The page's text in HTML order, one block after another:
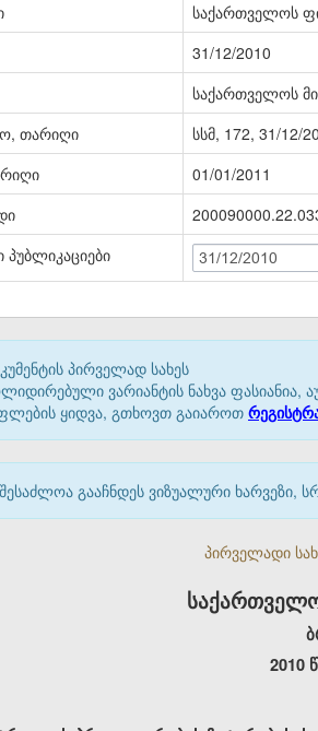
საქართველოს
31/12/2010
საქართველოს
თარიღი
სსმ, 172, 31/12/
01/01/2011
31/12/2010
პირველად სახეს
ვარიანტის ნახვა ფასიანია,
ყიდვა, გთხოვთ გაიაროთ
გააჩნდეს ვიზუალური ხარვეზი,
პირველადი
2010